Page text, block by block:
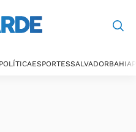
POLÍTICAESPORTESSALVADORBAHIA